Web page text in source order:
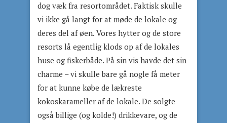
dog væk fra resortområdet. Faktisk skulle
vi ikke gå langt for at møde de lokale og
deres del af øen. Vores hytter og de store
resorts lå egentlig klods op af de lokales
huse og fiskerbåde. På sin vis havde det sin
charme – vi skulle bare gå nogle få meter
for at kunne købe de lækreste
kokoskarameller af de lokale. De solgte
også billige (og kolde!) drikkevare, og de